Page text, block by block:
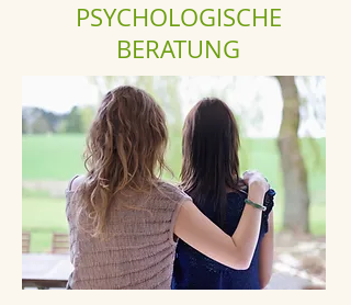
PSYCHOLOGISCHE
BERATUNG